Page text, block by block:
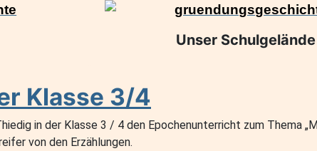
Unser Schulgelände
Klasse 3/4
in der Klasse 3 / 4 den Epochenunterricht zum Thema
von den Erzählungen.